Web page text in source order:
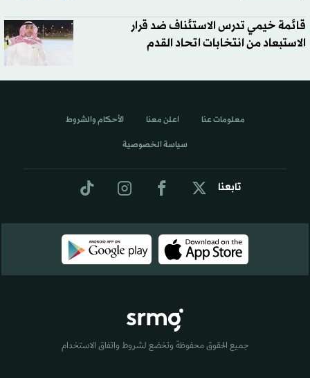
قائمة خيمي تدرس الاستئناف ضد قرار
الاستبعاد من انتخابات اتحاد القدم
تابعنا
معلومات عنا اعلن معنا الأحكام والشروط
سياسة الخصوصية
جميع الحقوق محفوظة وتخضع لشروط واتفاق الاستخدام